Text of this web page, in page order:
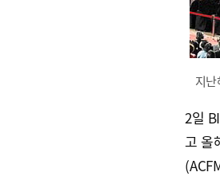
지
2일
고 올